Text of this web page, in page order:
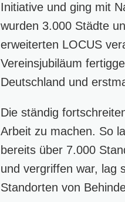
Initiative und ging mit
wurden 3.000 Städte
erweiterten LOCUS
Vereinsjubiläum
Deutschland und
Die ständig
Arbeit zu machen. So
bereits über 7.000
und vergriffen war, lag
Standorten von